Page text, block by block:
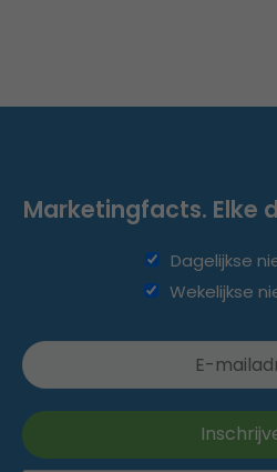
Marketingfacts. Elke
Dagelijkse
Wekelijkse